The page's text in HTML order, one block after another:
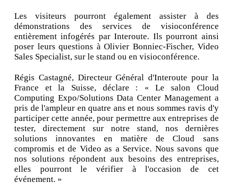
Les visiteurs pourront également assister à des
démonstrations des services de visioconférence
entièrement infogérés par Interoute. Ils pourront ainsi
poser leurs questions à Olivier Bonniec-Fischer, Video
Sales Specialist, sur le stand ou en visioconférence.
Régis Castagné, Directeur Général d'Interoute pour la
France et la Suisse, déclare : « Le salon Cloud
Computing Expo/Solutions Data Center Management a
pris de l'ampleur en quatre ans et nous sommes ravis d'y
participer cette année, pour permettre aux entreprises de
tester, directement sur notre stand, nos dernières
solutions innovantes en matière de Cloud sans
compromis et de Video as a Service. Nous savons que
nos solutions répondent aux besoins des entreprises,
elles pourront le vérifier à l'occasion de cet
événement. »